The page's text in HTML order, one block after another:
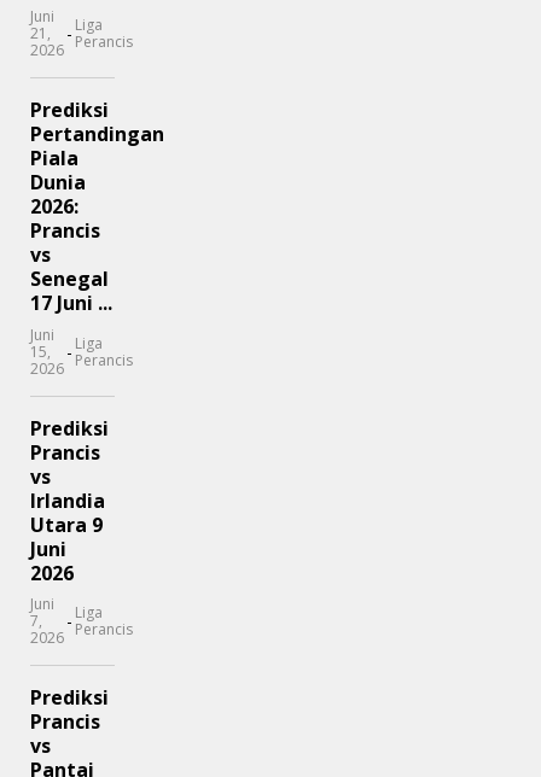
Juni
21,
2026
- Liga
Perancis
Prediksi
Pertandingan
Piala
Dunia
2026:
Prancis
vs
Senegal
17 Juni ...
Juni
15,
2026
- Liga
Perancis
Prediksi
Prancis
vs
Irlandia
Utara 9
Juni
2026
Juni
7,
2026
- Liga
Perancis
Prediksi
Prancis
vs
Pantai